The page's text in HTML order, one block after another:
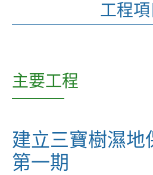
工程項
主要工程
建立三寶樹濕地
第一期